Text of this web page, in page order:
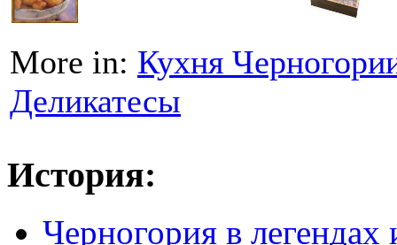
More in: Кухня
Деликатесы
История:
Черногория в легендах